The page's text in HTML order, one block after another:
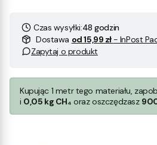
Czas wysyłki:48 godzin
Dostawa od 15,99 zł - InPost
Zapytaj o produkt
Kupując 1 metr tego materiału,
i 0,05 kg CH₄ oraz oszczędzasz